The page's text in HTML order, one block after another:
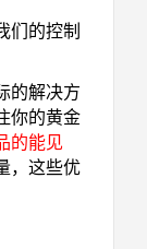
们的控制
的解决方
你的黄金
的能见
，这些优